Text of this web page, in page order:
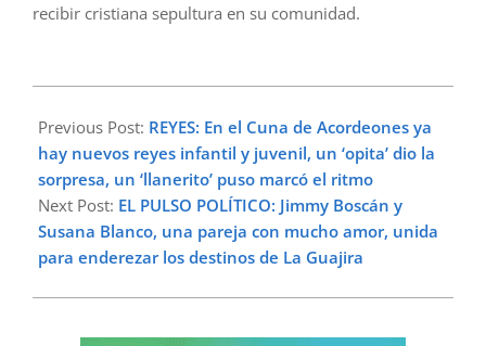
recibir cristiana sepultura en su comunidad.
09-
24
Previous Post: REYES: En el Cuna de Acordeones ya
hay nuevos reyes infantil y juvenil, un ‘opita’ dio la
sorpresa, un ‘llanerito’ puso marcó el ritmo
Next Post: EL PULSO POLÍTICO: Jimmy Boscán y
Susana Blanco, una pareja con mucho amor, unida
para enderezar los destinos de La Guajira